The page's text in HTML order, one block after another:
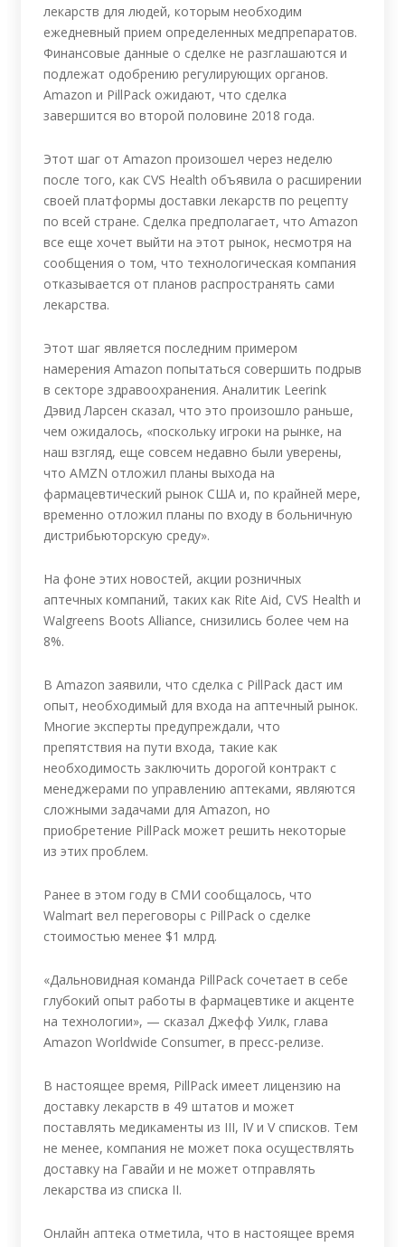
лекарств для людей, которым необходим
ежедневный прием определенных медпрепаратов.
Финансовые данные о сделке не разглашаются и
подлежат одобрению регулирующих органов.
Amazon и PillPack ожидают, что сделка
завершится во второй половине 2018 года.
Этот шаг от Amazon произошел через неделю
после того, как CVS Health объявила о расширении
своей платформы доставки лекарств по рецепту
по всей стране. Сделка предполагает, что Amazon
все еще хочет выйти на этот рынок, несмотря на
сообщения о том, что технологическая компания
отказывается от планов распространять сами
лекарства.
Этот шаг является последним примером
намерения Amazon попытаться совершить подрыв
в секторе здравоохранения. Аналитик Leerink
Дэвид Ларсен сказал, что это произошло раньше,
чем ожидалось, «поскольку игроки на рынке, на
наш взгляд, еще совсем недавно были уверены,
что AMZN отложил планы выхода на
фармацевтический рынок США и, по крайней мере,
временно отложил планы по входу в больничную
дистрибьюторскую среду».
На фоне этих новостей, акции розничных
аптечных компаний, таких как Rite Aid, CVS Health и
Walgreens Boots Alliance, снизились более чем на
8%.
В Amazon заявили, что сделка с PillPack даст им
опыт, необходимый для входа на аптечный рынок.
Многие эксперты предупреждали, что
препятствия на пути входа, такие как
необходимость заключить дорогой контракт с
менеджерами по управлению аптеками, являются
сложными задачами для Amazon, но
приобретение PillPack может решить некоторые
из этих проблем.
Ранее в этом году в СМИ сообщалось, что
Walmart вел переговоры с PillPack о сделке
стоимостью менее $1 млрд.
«Дальновидная команда PillPack сочетает в себе
глубокий опыт работы в фармацевтике и акценте
на технологии», — сказал Джефф Уилк, глава
Amazon Worldwide Consumer, в пресс-релизе.
В настоящее время, PillPack имеет лицензию на
доставку лекарств в 49 штатов и может
поставлять медикаменты из III, IV и V списков. Тем
не менее, компания не может пока осуществлять
доставку на Гавайи и не может отправлять
лекарства из списка II.
Онлайн аптека отметила, что в настоящее время